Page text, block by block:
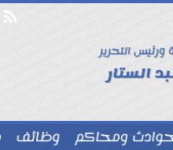

التحرير
الستار
حوادث ومحاكم وظائف